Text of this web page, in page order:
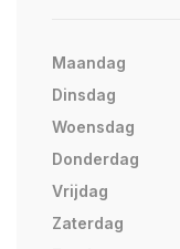
Maandag
Dinsdag
Woensdag
Donderdag
Vrijdag
Zaterdag